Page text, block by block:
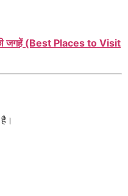
जगहें (Best Places to Visit